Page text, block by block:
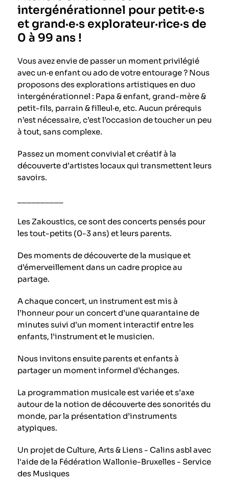
intergénérationnel pour petit·e·s
et grand·e·s explorateur·rice·s de
0 à 99 ans !
Vous avez envie de passer un moment privilégié
avec un·e enfant ou ado de votre entourage ? Nous
proposons des explorations artistiques en duo
intergénérationnel : Papa & enfant, grand-mère &
petit-fils, parrain & filleul·e, etc. Aucun prérequis
n’est nécessaire, c’est l’occasion de toucher un peu
à tout, sans complexe.
Passez un moment convivial et créatif à la
découverte d’artistes locaux qui transmettent leurs
savoirs.
Les Zakoustics, ce sont des concerts pensés pour
les tout-petits (0-3 ans) et leurs parents.
Des moments de découverte de la musique et
d’émerveillement dans un cadre propice au
partage.
A chaque concert, un instrument est mis à
l’honneur pour un concert d’une quarantaine de
minutes suivi d’un moment interactif entre les
enfants, l’instrument et le musicien.
Nous invitons ensuite parents et enfants à
partager un moment informel d’échanges.
La programmation musicale est variée et s’axe
autour de la notion de découverte des sonorités du
monde, par la présentation d’instruments
atypiques.
Un projet de Culture, Arts & Liens - Calins asbl avec
l'aide de la Fédération Wallonie-Bruxelles - Service
des Musiques